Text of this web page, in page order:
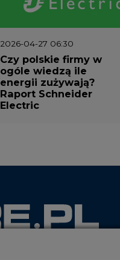
2026-04-27 06:30
Czy polskie firmy w
ogóle wiedzą ile
energii zużywają?
Raport Schneider
Electric